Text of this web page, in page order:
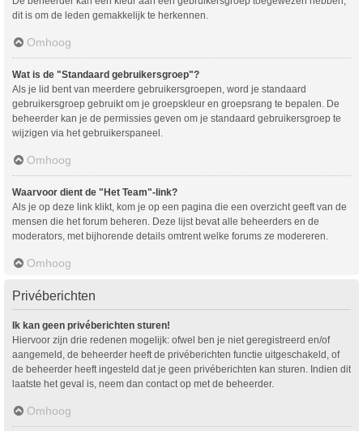
dit is om de leden gemakkelijk te herkennen.
Omhoog
Wat is de "Standaard gebruikersgroep"?
Als je lid bent van meerdere gebruikersgroepen, word je standaard
gebruikersgroep gebruikt om je groepskleur en groepsrang te bepalen. De
beheerder kan je de permissies geven om je standaard gebruikersgroep te
wijzigen via het gebruikerspaneel.
Omhoog
Waarvoor dient de "Het Team"-link?
Als je op deze link klikt, kom je op een pagina die een overzicht geeft van de
mensen die het forum beheren. Deze lijst bevat alle beheerders en de
moderators, met bijhorende details omtrent welke forums ze modereren.
Omhoog
Privéberichten
Ik kan geen privéberichten sturen!
Hiervoor zijn drie redenen mogelijk: ofwel ben je niet geregistreerd en/of
aangemeld, de beheerder heeft de privéberichten functie uitgeschakeld, of
de beheerder heeft ingesteld dat je geen privéberichten kan sturen. Indien dit
laatste het geval is, neem dan contact op met de beheerder.
Omhoog